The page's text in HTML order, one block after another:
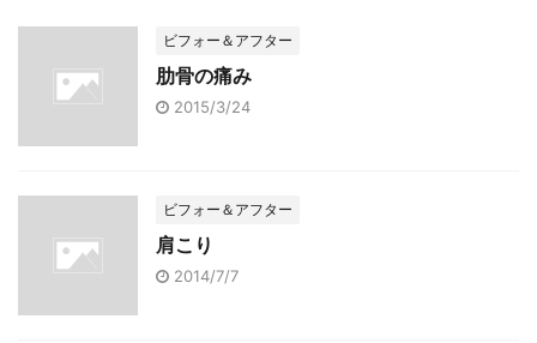
e
o
o
k
e
ビフォー＆アフター
肋骨の痛み
2015/3/24
ビフォー＆アフター
肩こり
2014/7/7